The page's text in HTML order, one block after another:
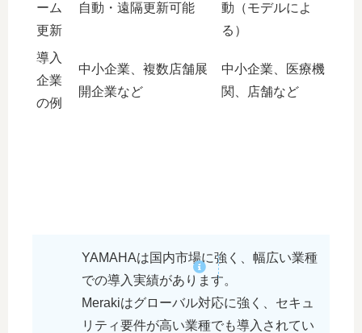
ーム
更新
自動・遠隔更新可能
動（モデルによ
る）
導入
企業
の例
中小企業、複数店舗展
開企業など
中小企業、医療機
関、店舗など
YAMAHAは国内市場に強く、幅広い業種
での導入実績があります。
Merakiはグローバル対応に強く、セキュ
リティ要件が高い業種でも導入されてい